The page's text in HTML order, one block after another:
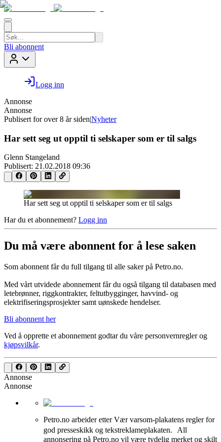
Bli abonnent
Logg inn
Annonse
Annonse
Publisert for over 8 år siden|Nyheter
Har sett seg ut opptil ti selskaper som er til salgs
Glenn Stangeland
Publisert: 21.02.2018 09:36
Har sett seg ut opptil ti selskaper som er til salgs
Har du et abonnement? Logg inn
Du må være abonnent for å lese saken
Som abonnent får du full tilgang til alle saker på Petro.no.
Med vårt utvidede abonnement får du også tilgang til databasen med
letebrønner, riggkontrakter, feltutbygginger, havvind- og
elektrifiseringsprosjekter samt uønskede hendelser.
Bli abonnent her
Ved å opprette et abonnement godtar du våre personvernreglerog
kjøpsvilkår.
Annonse
Annonse
Petro.no arbeider etter Vær varsom-plakatens regler for
god presseskikk og tekstreklameplakaten. All
annonsering på Petro.no vil være tydelig merket og skilt